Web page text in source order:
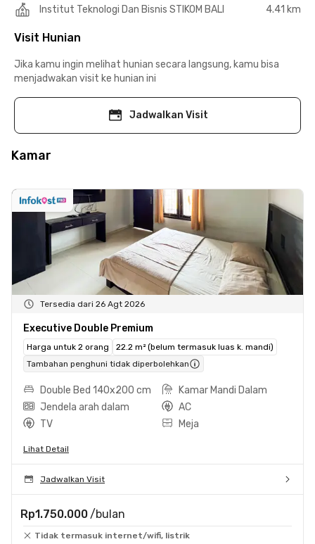
Institut Teknologi Dan Bisnis STIKOM BALI
4.41 km
Visit Hunian
Jika kamu ingin melihat hunian secara langsung, kamu bisa
menjadwakan visit ke hunian ini
Jadwalkan Visit
Kamar
Tersedia dari 26 Agt 2026
Executive Double Premium
Harga untuk 2 orang
22.2 m² (belum termasuk luas k. mandi)
Tambahan penghuni tidak diperbolehkan
Double Bed 140x200 cm
Kamar Mandi Dalam
Jendela arah dalam
AC
TV
Meja
Lihat Detail
Jadwalkan Visit
Rp1.750.000 /bulan
Tidak termasuk internet/wifi, listrik